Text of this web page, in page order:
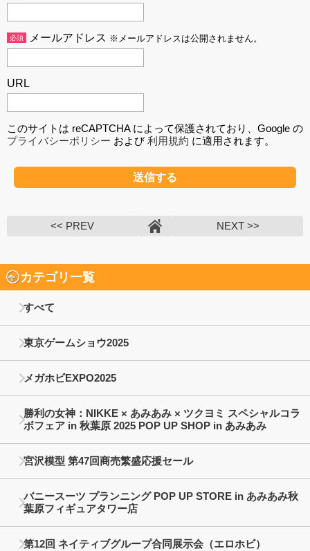
必須 メールアドレス ※メールアドレスは公開されません。
URL
このサイトは reCAPTCHA によって保護されており、Google の
プライバシーポリシー および利用規約 に適用されます。
<< PREV NEXT >>
カテゴリ一覧
すべて
東京ゲームショウ2025
メガホビEXPO2025
勝利の女神：NIKKE × あみあみ × ツクヨミ スペシャルコラ
ボフェア in 秋葉原 2025 POP UP SHOP in あみあみ
宮沢模型 第47回商売繁盛応援セール
バニースーツ プランニング POP UP STORE in あみあみ秋
葉原フィギュアタワー店
第12回 ネイティブグループ合同展示会（エロホビ）